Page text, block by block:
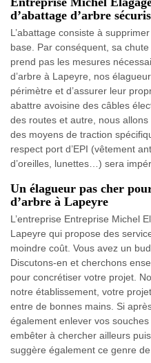
d’abattage d’arbre
L’abattage consiste à
base. Par conséquent, sa chute
prend pas les mesures
d’arbre à Lapeyre, nos
périmètre et d’assurer leur
abattre avoisine des câbles
des routes et autre, nous
des moyens de traction
respect port d’EPI (vêtement
d’oreilles, lunettes…) sera
Un élagueur pas cher
d’arbre à Lapeyre
L’entreprise Entreprise Michel
Lapeyre qui propose des
moindre coût. Vous avez un
Discutons-en et cherchons
pour concrétiser votre projet.
notre établissement, votre
entre de bonnes mains. Si
également enlever vos souches
embêter à chercher ailleurs
suggère également ce genre